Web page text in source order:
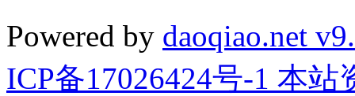
Powered by daoqiao.net
ICP备17026424号-1 本